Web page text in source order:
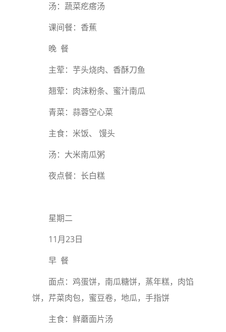
汤：蔬菜疙瘩汤
课间餐：香蕉
晚 餐
主荤：芋头烧肉、香酥刀鱼
翘荤：肉沫粉条、蜜汁南瓜
青菜：蒜蓉空心菜
主食：米饭、 馒头
汤：大米南瓜粥
夜点餐：长白糕
星期二
11月23日
早 餐
面点：鸡蛋饼，南瓜糖饼，蒸年糕，肉馅
饼，芹菜肉包，蜜豆卷，地瓜，手指饼
主食：鲜蘑面片汤